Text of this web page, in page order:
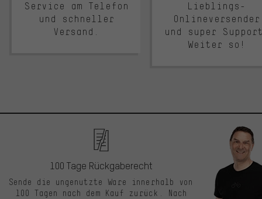
Service am Telefon
und schneller
Versand.
Lieblings-
Onlineversender
und super
Weiter so!
100 Tage Rückgaberecht
Sende die ungenutzte Ware innerhalb von
100 Tagen nach dem Kauf zurück. Nach